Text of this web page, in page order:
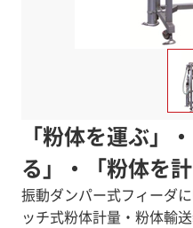
「粉体を運ぶ」
る」・「粉体を
振動ダンパー式フィーダ
ッチ式粉体計量・粉体輸送